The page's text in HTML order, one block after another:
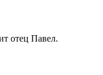
отец Павел.